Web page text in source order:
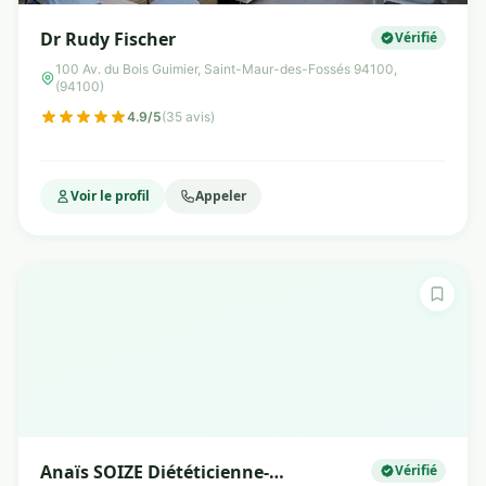
Dr Rudy Fischer Vérifié
100 Av. du Bois Guimier, Saint-Maur-des-Fossés 94100,
(94100)
4.9/5(35 avis)
Voir le profil Appeler
Anaïs SOIZE Diététicienne-
Vérifié